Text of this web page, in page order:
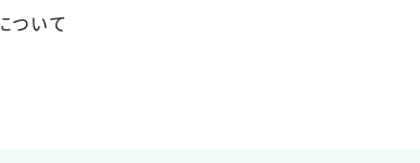
ついて